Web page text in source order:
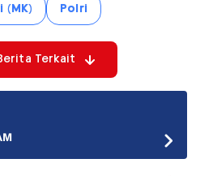
(MK) Polri
Terkait